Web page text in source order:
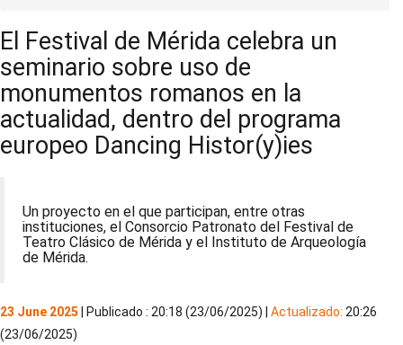
El Festival de Mérida celebra un
seminario sobre uso de
monumentos romanos en la
actualidad, dentro del programa
europeo Dancing Histor(y)ies
Un proyecto en el que participan, entre otras
instituciones, el Consorcio Patronato del Festival de
Teatro Clásico de Mérida y el Instituto de Arqueología
de Mérida.
23 June 2025 | Publicado : 20:18 (23/06/2025) | Actualizado: 20:26
(23/06/2025)